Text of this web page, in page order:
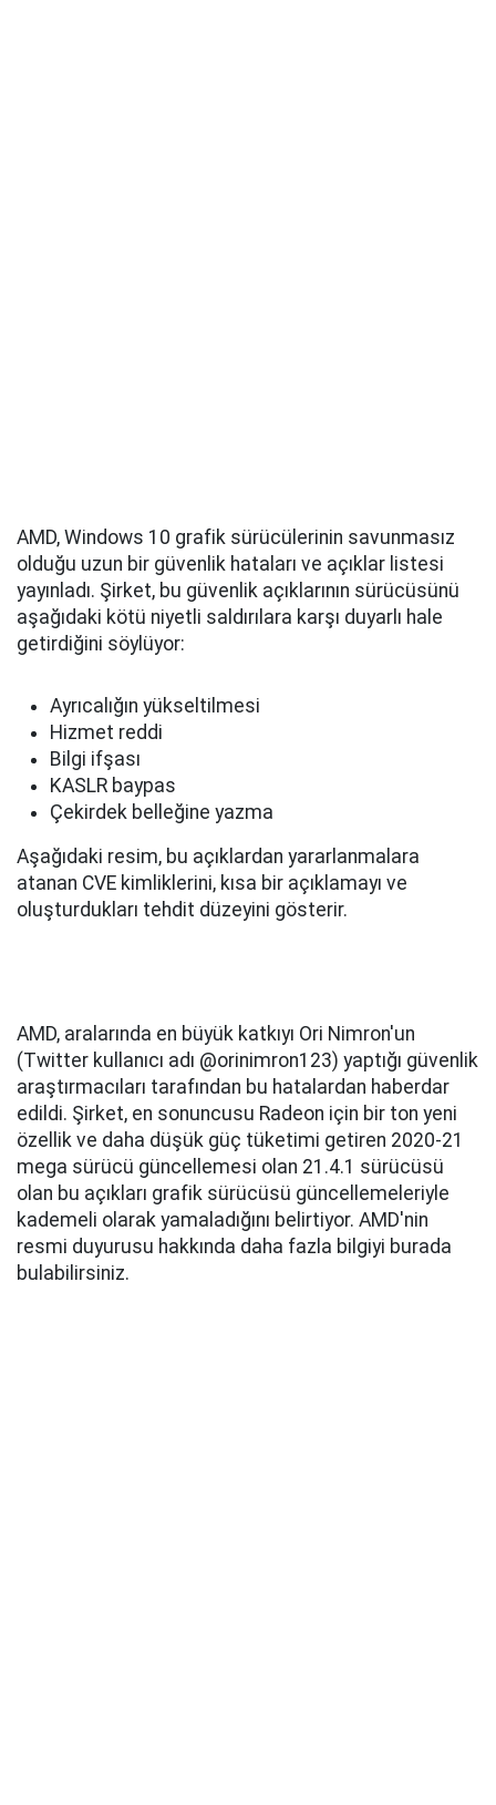
AMD, Windows 10 grafik sürücülerinin savunmasız
olduğu uzun bir güvenlik hataları ve açıklar listesi
yayınladı. Şirket, bu güvenlik açıklarının sürücüsünü
aşağıdaki kötü niyetli saldırılara karşı duyarlı hale
getirdiğini söylüyor:
Ayrıcalığın yükseltilmesi
Hizmet reddi
Bilgi ifşası
KASLR baypas
Çekirdek belleğine yazma
Aşağıdaki resim, bu açıklardan yararlanmalara
atanan CVE kimliklerini, kısa bir açıklamayı ve
oluşturdukları tehdit düzeyini gösterir.
AMD, aralarında en büyük katkıyı Ori Nimron'un
(Twitter kullanıcı adı @orinimron123) yaptığı güvenlik
araştırmacıları tarafından bu hatalardan haberdar
edildi. Şirket, en sonuncusu Radeon için bir ton yeni
özellik ve daha düşük güç tüketimi getiren 2020-21
mega sürücü güncellemesi olan 21.4.1 sürücüsü
olan bu açıkları grafik sürücüsü güncellemeleriyle
kademeli olarak yamaladığını belirtiyor. AMD'nin
resmi duyurusu hakkında daha fazla bilgiyi burada
bulabilirsiniz.